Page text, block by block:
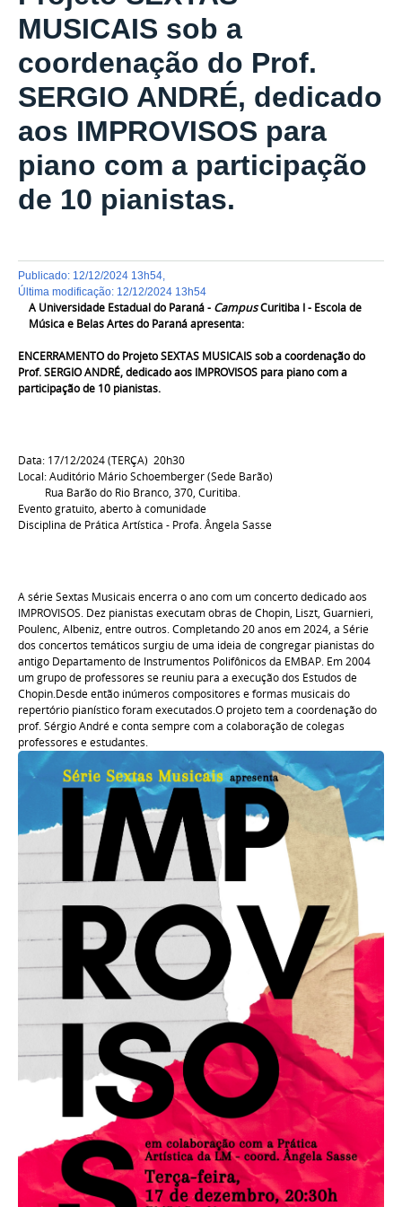
MUSICAIS sob a
coordenação do Prof.
SERGIO ANDRÉ, dedicado
aos IMPROVISOS para
piano com a participação
de 10 pianistas.
publicado: 12/12/2024 13h54
última modificação: 12/12/2024 13h54
A Universidade Estadual do Paraná - CampusCuritiba I - Escola de
Música e Belas Artes do Paraná apresenta:
ENCERRAMENTO do Projeto SEXTAS MUSICAIS sob a coordenação do
Prof. SERGIO ANDRÉ, dedicado aos IMPROVISOS para piano com a
participação de 10 pianistas.
Data: 17/12/2024 (TERÇA) 20h30
Local: Auditório Mário Schoemberger (Sede Barão)
Rua Barão do Rio Branco, 370, Curitiba.
Evento gratuito, aberto à comunidade
Disciplina de Prática Artística - Profa. Ângela Sasse
A série Sextas Musicais encerra o ano com um concerto dedicado aos
IMPROVISOS. Dez pianistas executam obras de Chopin, Liszt, Guarnieri,
Poulenc, Albeniz, entre outros. Completando 20 anos em 2024, a Série
dos concertos temáticos surgiu de uma ideia de congregar pianistas do
antigo Departamento de Instrumentos Polifônicos da EMBAP. Em 2004
um grupo de professores se reuniu para a execução dos Estudos de
Chopin.Desde então inúmeros compositores e formas musicais do
repertório pianístico foram executados.O projeto tem a coordenação do
prof. Sérgio André e conta sempre com a colaboração de colegas
professores e estudantes.